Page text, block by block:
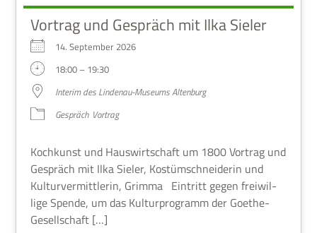
Vortrag und Gespräch mit Ilka Sieler
14. Sep­tem­ber 2026
18:00 – 19:30
Inte­rim des Lin­denau-Muse­ums Altenburg
Gespräch Vor­trag
Koch­kunst und Haus­wirt­schaft um 1800 Vor­trag und
Gespräch mit Ilka Sie­ler, Kostüm­schnei­de­rin und
Kul­tur­ver­mitt­le­rin, Grimma Ein­tritt gegen frei­wil­
lige Spende, um das Kul­tur­pro­gramm der Goethe-
Gesellschaft […]